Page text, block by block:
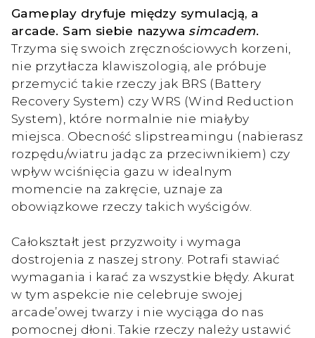
Gameplay dryfuje między symulacją, a
arcade. Sam siebie nazywa simcadem.
Trzyma się swoich zręcznościowych korzeni,
nie przytłacza klawiszologią, ale próbuje
przemycić takie rzeczy jak BRS (Battery
Recovery System) czy WRS (Wind Reduction
System), które normalnie nie miałyby
miejsca. Obecność slipstreamingu (nabierasz
rozpędu/wiatru jadąc za przeciwnikiem) czy
wpływ wciśnięcia gazu w idealnym
momencie na zakręcie, uznaje za
obowiązkowe rzeczy takich wyścigów.
Całokształt jest przyzwoity i wymaga
dostrojenia z naszej strony. Potrafi stawiać
wymagania i karać za wszystkie błędy. Akurat
w tym aspekcie nie celebruje swojej
arcade’owej twarzy i nie wyciąga do nas
pomocnej dłoni. Takie rzeczy należy ustawić